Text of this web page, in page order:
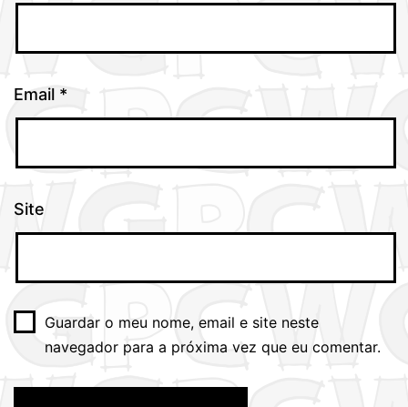
Email *
Site
Guardar o meu nome, email e site neste
navegador para a próxima vez que eu comentar.